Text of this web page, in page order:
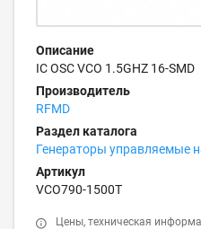
Описание
IC OSC VCO 1.5GHZ 16-SMD
Производитель
RFMD
Раздел каталога
Генераторы управляемые
Артикул
VCO790-1500T
Цены, техническая